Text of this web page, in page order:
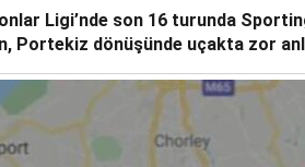
İSG TERMİNAL MEMURLARININ CAN
HAMLESİ
Ligi’nde son 16 turunda
Portekiz dönüşünde uçakta zor